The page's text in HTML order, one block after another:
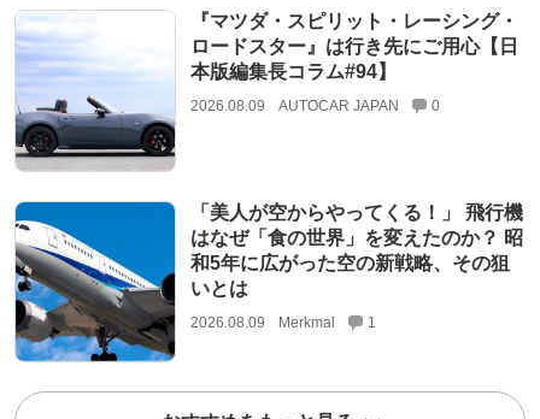
『マツダ・スピリット・レーシング・
ロードスター』は行き先にご用心【日
本版編集長コラム#94】
2026.08.09 AUTOCAR JAPAN 0
「美人が空からやってくる！」 飛行機
はなぜ「食の世界」を変えたのか？ 昭
和5年に広がった空の新戦略、その狙
いとは
2026.08.09 Merkmal 1